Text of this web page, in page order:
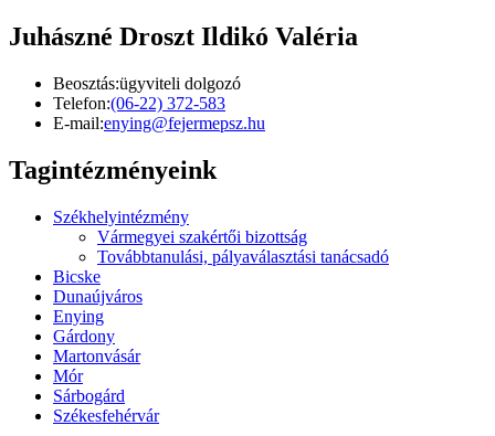
Juhászné Droszt Ildikó Valéria
Beosztás:ügyviteli dolgozó
Telefon:(06-22) 372-583
E-mail:enying@fejermepsz.hu
Tagintézményeink
Székhelyintézmény
Vármegyei szakértői bizottság
Továbbtanulási, pályaválasztási tanácsadó
Bicske
Dunaújváros
Enying
Gárdony
Martonvásár
Mór
Sárbogárd
Székesfehérvár